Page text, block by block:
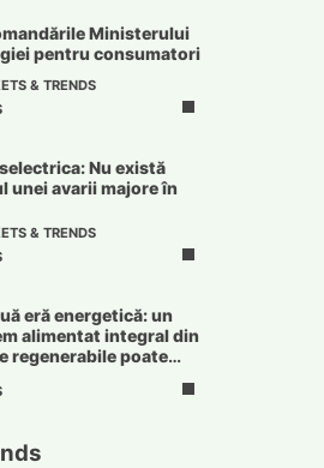
Ministerului
pentru consumatori
& TRENDS
Nu există
unei avarii majore în
& TRENDS
eră energetică: un
alimentat integral din
regenerabile poate